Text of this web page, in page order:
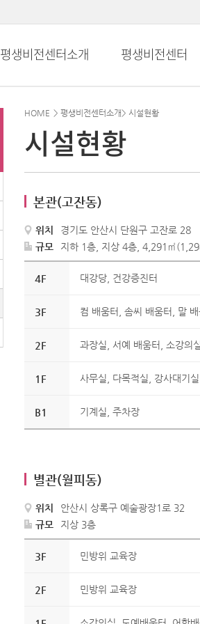
평생비전센터소개 평생비전센터
시설현황
HOME > 평생비전센터소개> 시설현황
본관(고잔동)
위치
경기도 안산시 단원구 고잔로 28
규모
지하 1층, 지상 4층, 4,291㎡
본
(고
동)
4F,
3F,
1F,
B1
로
4F 대강당, 건강증진터
3F 컴 배움터, 솜씨 배움터, 말
2F 과장실, 서예 배움터, 소강의
1F 사무실, 다목적실, 강사대기실
B1 기계실, 주차장
별관(월피동)
위치
안산시 상록구 예술광장1로 32
규모
지상 3층
별
(월
동)
3F 민방위 교육장
2F 민방위 교육장